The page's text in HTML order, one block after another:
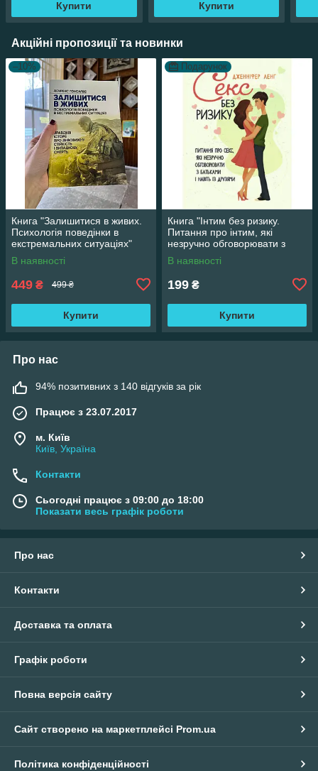
Купити Купити
Акційні пропозиції та новинки
–10%
Книга "Залишитися в живих.
Психологія поведінки в
екстремальних ситуаціях"
Лоуренс Гонсалес
В наявності
449 ₴ 499 ₴
Купити
Подарунок
Книга "Інтим без ризику.
Питання про інтим, які
незручно обговорювати з
батьками і навіть із друзями"
В наявності
199 ₴
Купити
Про нас
94% позитивних з 140 відгуків за рік
Працює з 23.07.2017
м. Київ
Київ, Україна
Контакти
Сьогодні працює з 09:00 до 18:00
Показати весь графік роботи
Про нас
Контакти
Доставка та оплата
Графік роботи
Повна версія сайту
Сайт створено на маркетплейсі Prom.ua
Політика конфіденційності